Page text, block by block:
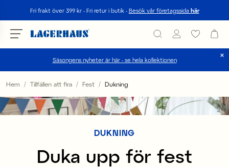
Fri frakt över 399 kr - Fri retur i butik - Besök vår företagssida här
Säsongens nyheter är här - se hela kollektionen
Välj språk / valuta
DK / EUR
Hem Tillfällen att fira Fest Dukning
DUKNING
Duka upp för fest